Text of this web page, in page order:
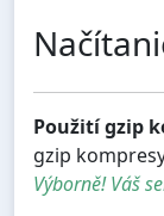
Použití gzip
gzip
Výborně! Váš